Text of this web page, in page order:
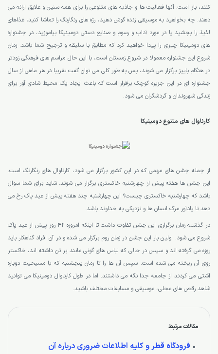
کنند، باز است. آنها فعالیت ها و جاذبه های متنوعی را برای همه سنین و علایق ارائه می
دهند. چه بخواهید به موسیقی زنده گوش دهید، رژه های رنگارنگ را تماشا کنید، غذاهای
لذیذ را بچشید یا در مورد آداب و رسوم و صنایع دستی دومینیکا بیاموزید، در جشنواره
های دومینیکا چیزی را پیدا خواهید کرد که مطابق با سلیقه و ترجیح شما باشد. زمان
شروع این جشنواره معمولا در شروع زمستان است، با این حال مراسم های فرهنگی زودتر
در هنگام پاییز برگزار می شوند، پس به طور کلی می توان گفت تقریبا در هر ماهی از سال
جشنواره ای در این جزیره کوچک برقرار است که باعث ایجاد یک محیط شادی آور برای
زندگی شهروندان و گردشگران می شود.
کارناوال های متنوع دومینیکا
از جمله جشن های مهمی که در این کشور برگزار می شود، کارناوال های رنگارنگ است.
این جشن ها هفته پیش از چهارشنبه خاکستری برگزار می شوند. شاید برای شما سوال
باشد که چهارشنبه خاکستری چیست؟ این چهارشنبه چند هفته پیش از عید پاک رخ می
دهد تا یادآور مرگ انسان ها و نزدیکی به خداوند باشد.
در گذشته زمان برگزاری این جشن تفاوت داشت تا اینکه امروزه 42 روز پیش از عید پاک
شروع می شود. اولین بار این جشن در زمان روم برگزار می شده و در آن افراد گناهکار باید
روزه می گرفته اند و سپس در حالی که لباس های گونی مانند بر تن داشته اند، خاکستر
روی آن ریخته می شده است. سپس آن ها را تا زمان پنجشنبه که با مسیحیت دوباره
آشتی می کردند از جامعه جدا نگه می داشتند. اما در طول کارناوال دومینیکا می توانید
شاهد رقص های محلی، موسیقی و مسابقات مختلف باشید.
مقالات مرتبط
فرودگاه قطر و کلیه اطلاعات ضروری درباره آن